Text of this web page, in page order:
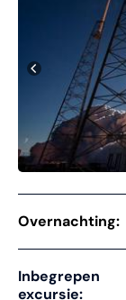
Overnachting:
Inbegrepen
excursie: